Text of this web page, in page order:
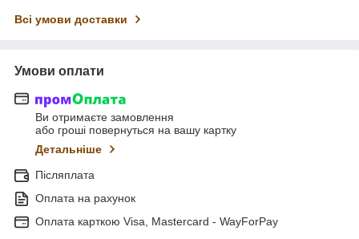
Всі умови доставки
Умови оплати
Ви отримаєте замовлення
або гроші повернуться на вашу картку
Детальніше
Післяплата
Оплата на рахунок
Оплата карткою Visa, Mastercard - WayForPay